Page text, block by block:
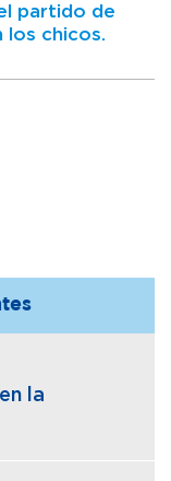
partido de
los chicos.
la